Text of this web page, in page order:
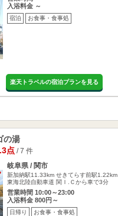
入浴料金 ～
宿泊 お食事・食事処
楽天トラベルの宿泊プランを見る
の湯
点/ 7 件
岐阜県 / 関市
新加納駅11.33km せきてらす前駅1.22km
東海北陸自動車道 関Ｉ.Ｃから車で3分
営業時間 10:00～23:00
入浴料金 800円～
日帰り お食事・食事処